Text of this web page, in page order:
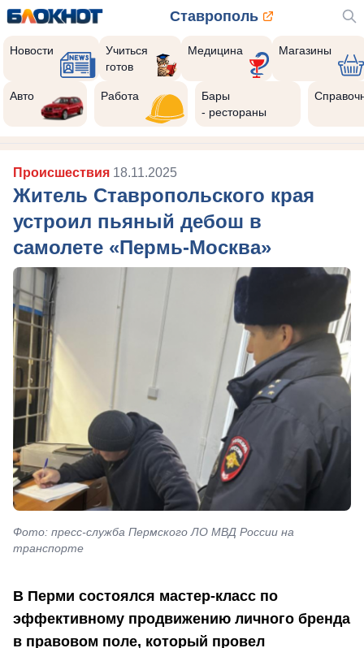
Ставрополь
Новости
Учиться
готов
Медицина Магазины
Авто Работа
Бары
- рестораны
Происшествия 18.11.2025
Житель Ставропольского края
устроил пьяный дебош в
самолете «Пермь-Москва»
Фото: пресс-служба Пермского ЛО МВД России на
транспорте
В Перми состоялся мастер-класс по
эффективному продвижению личного бренда
в правовом поле, который провел